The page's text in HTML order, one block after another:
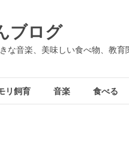
ブログ
な音楽、美味しい食べ物、教
リ飼育 音楽 食べる